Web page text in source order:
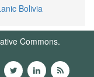
Bolivia
Commons.